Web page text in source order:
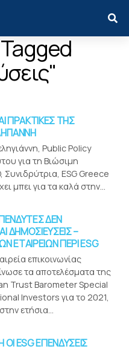
ΠΡΑΚΤΙΚΕΣ ΤΗΣ
Public Policy
για τη Βιώσιμη
Συνιδρύτρια, ESG Greece
μπει για τα καλά στην...
ΔΕΝ
ΔΗΜΟΣΙΕΥΣΕΙΣ –
ΕΤΑΙΡΕΙΩΝ ΠΕΡΙ ESG
επικοινωνίας
τα αποτελέσματα της
Trust Barometer Special
Investors για το 2021,
ετήσια...
ESG ΕΠΕΝΔΥΣΕΙΣ